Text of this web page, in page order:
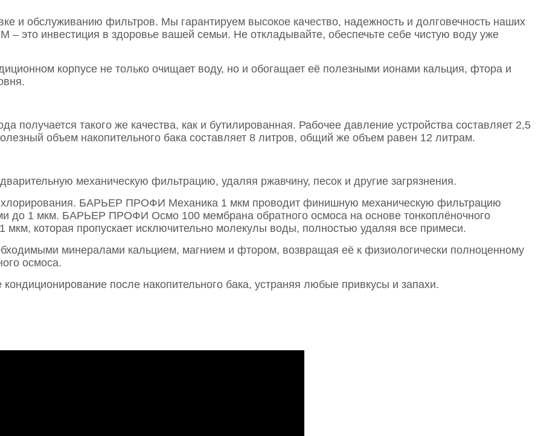
и обслуживанию фильтров. Мы гарантируем высокое качество, надежность и долговечность наших
инвестиция в здоровье вашей семьи. Не откладывайте, обеспечьте себе чистую воду уже
корпусе не только очищает воду, но и обогащает её полезными ионами кальция, фтора и
получается такого же качества, как и бутилированная. Рабочее давление устройства составляет 2,5
объем накопительного бака составляет 8 литров, общий же объем равен 12 литрам.
механическую фильтрацию, удаляя ржавчину, песок и другие загрязнения.
БАРЬЕР ПРОФИ Механика 1 мкм проводит финишную механическую фильтрацию
до 1 мкм. БАРЬЕР ПРОФИ Осмо 100 мембрана обратного осмоса на основе тонкоплёночного
которая пропускает исключительно молекулы воды, полностью удаляя все примеси.
минералами кальцием, магнием и фтором, возвращая её к физиологически полноценному
осмоса.
после накопительного бака, устраняя любые привкусы и запахи.